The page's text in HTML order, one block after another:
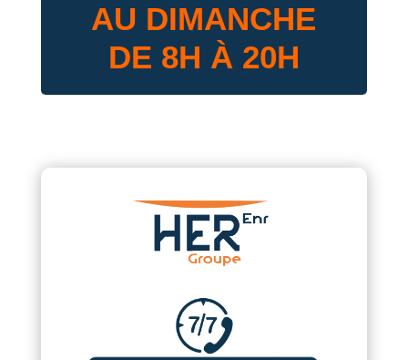
AU DIMANCHE
DE 8H À 20H